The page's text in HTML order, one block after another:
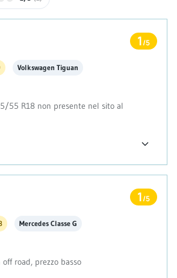
1/5
Volkswagen Tiguan
55 R18 non presente nel sito al
1/5
Mercedes Classe G
road, prezzo basso